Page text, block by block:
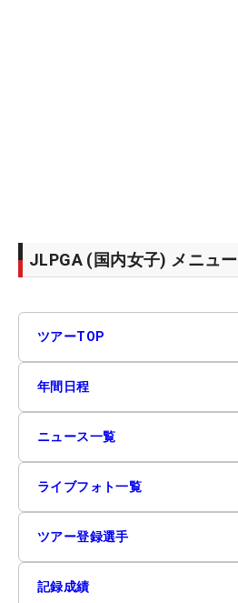
JLPGA (国内女子) メニュー
ツアーTOP
年間日程
ニュース一覧
ライブフォト一覧
ツアー登録選手
記録成績